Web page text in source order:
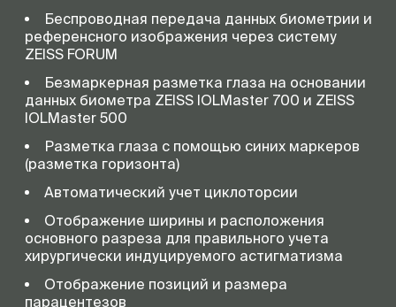
Беспроводная передача данных биометрии и
референсного изображения через систему
ZEISS FORUM
Безмаркерная разметка глаза на основании
данных биометра ZEISS IOLMaster 700 и ZEISS
IOLMaster 500
Разметка глаза с помощью синих маркеров
(разметка горизонта)
Автоматический учет циклоторсии
Отображение ширины и расположения
основного разреза для правильного учета
хирургически индуцируемого астигматизма
Отображение позиций и размера
парацентезов